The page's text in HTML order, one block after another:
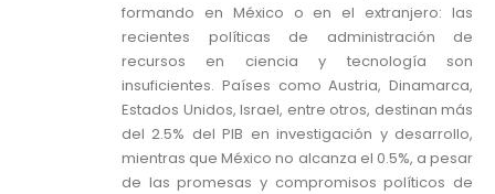
formando en México o en el extranjero: las
recientes políticas de administración de
recursos en ciencia y tecnología son
insuficientes. Países como Austria, Dinamarca,
Estados Unidos, Israel, entre otros, destinan más
del 2.5% del PIB en investigación y desarrollo,
mientras que México no alcanza el 0.5%, a pesar
de las promesas y compromisos políticos de